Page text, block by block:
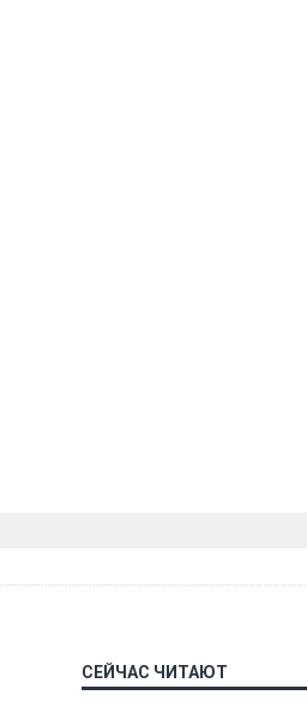
СЕЙЧАС ЧИТАЮТ